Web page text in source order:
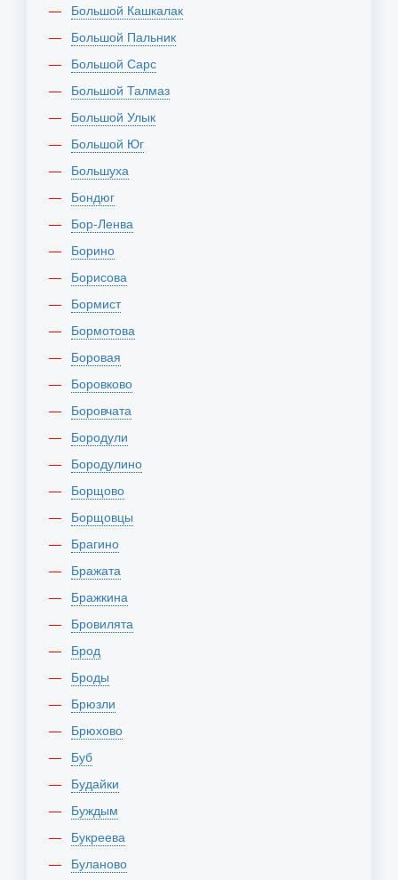
Большой Кашкалак
Большой Пальник
Большой Сарс
Большой Талмаз
Большой Улык
Большой Юг
Большуха
Бондюг
Бор-Ленва
Борино
Борисова
Бормист
Бормотова
Боровая
Боровково
Боровчата
Бородули
Бородулино
Борщово
Борщовцы
Брагино
Бражата
Бражкина
Бровилята
Брод
Броды
Брюзли
Брюхово
Буб
Будайки
Буждым
Букреева
Буланово